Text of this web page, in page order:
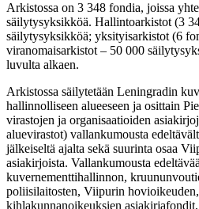
Arkistossa on 3 348 fondia, joissa
säilytysyksikköä. Hallintoarkistot (3
säilytysyksikköä; yksityisarkistot (6
viranomaisarkistot – 50 000
luvulta alkaen.
Arkistossa säilytetään Leningradin
hallinnolliseen alueeseen ja osittain
virastojen ja organisaatioiden
aluevirastot) vallankumousta
jälkeiseltä ajalta sekä suurinta osaa
asiakirjoista. Vallankumousta
kuvernementtihallinnon,
poliisilaitosten, Viipurin
kihlakunnanoikeuksien